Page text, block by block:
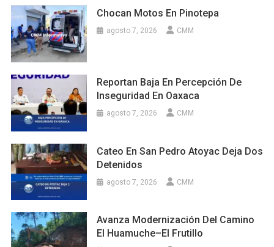
Chocan Motos En Pinotepa
agosto 7, 2026 CMM
Reportan Baja En Percepción De
Inseguridad En Oaxaca
agosto 7, 2026 CMM
Cateo En San Pedro Atoyac Deja Dos
Detenidos
agosto 7, 2026 CMM
Avanza Modernización Del Camino
El Huamuche–El Frutillo